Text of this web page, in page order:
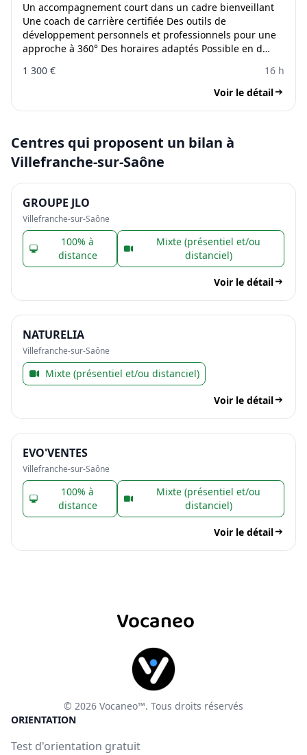
Un accompagnement court dans un cadre bienveillant
Une coach de carrière certifiée Des outils de
développement personnels et professionnels pour une
approche à 360° Des horaires adaptés Possible en d…
1 300 €
16 h
Voir le détail
Centres qui proposent un bilan à
Villefranche-sur-Saône
GROUPE JLO
Villefranche-sur-Saône
100% à
distance
Mixte (présentiel et/ou
distanciel)
Voir le détail
NATURELIA
Villefranche-sur-Saône
Mixte (présentiel et/ou distanciel)
Voir le détail
EVO'VENTES
Villefranche-sur-Saône
100% à
distance
Mixte (présentiel et/ou
distanciel)
Voir le détail
Vocaneo
© 2026 Vocaneo™. Tous droits réservés
ORIENTATION
Test d'orientation gratuit